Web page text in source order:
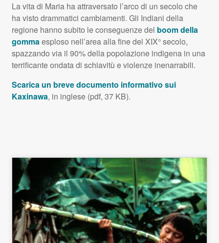
La vita di Maria ha attraversato l’arco di un secolo che
ha visto drammatici cambiamenti. Gli Indiani della
regione hanno subito le conseguenze del boom della
gommaesploso nell’area alla fine del XIX° secolo,
spazzando via il 90% della popolazione indigena in una
terrificante ondata di schiavitù e violenze inenarrabili.
Scarica un breve documento informativo sui
Kaxinawa, in inglese (pdf, 37 KB).